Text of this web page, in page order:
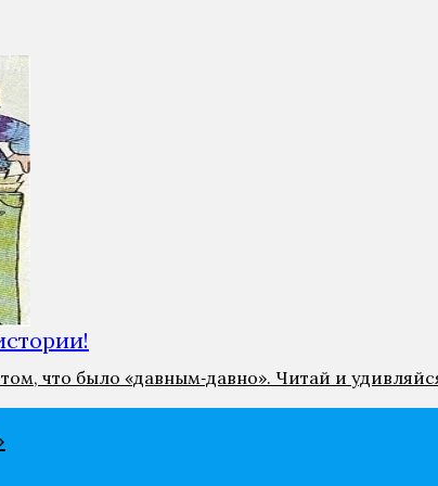
что было «давным‑давно». Читай и